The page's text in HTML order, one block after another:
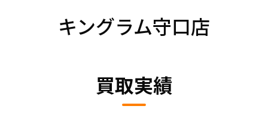
キングラム守口店
買取実績